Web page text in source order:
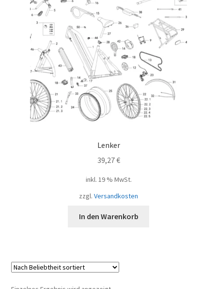
Lenker
39,27€
inkl. 19 % MwSt.
zzgl. Versandkosten
In den Warenkorb